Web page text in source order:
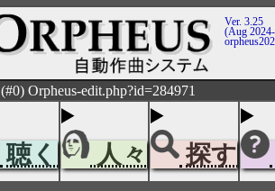
Ver. 3.25
(Aug
(#0) Orpheus-edit.php?id=284971
聴く 人々 探す